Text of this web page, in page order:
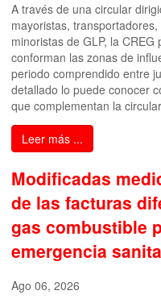
A través de una circular
mayoristas,
minoristas de GLP, la
conforman las zonas de
periodo comprendido entre
detallado lo puede conocer
que complementan la
Leer más ...
Modificadas
de las facturas
gas combustible
emergencia
Ago 06, 2026